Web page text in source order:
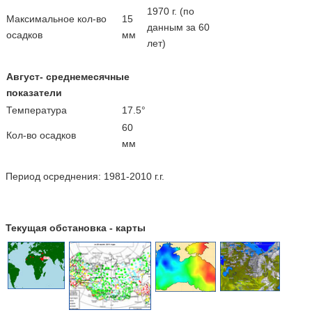
Максимальное кол-во
осадков
15
мм
1970 г. (по
данным за 60
лет)
Август- среднемесячные
показатели
Температура
17.5°
Кол-во осадков
60
мм
Период осреднения: 1981-2010 г.г.
Текущая обстановка - карты